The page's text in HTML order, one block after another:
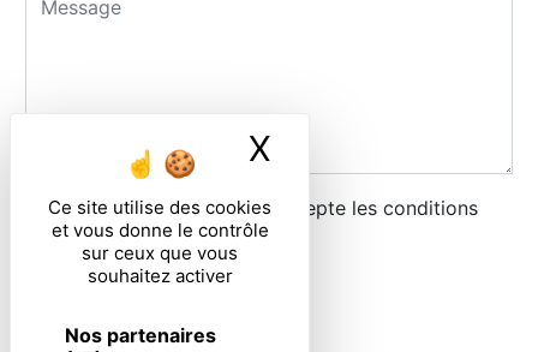
Ce site utilise des cookies
et vous donne le contrôle
sur ceux que vous
souhaitez activer
Nos partenaires
X
En cochant cette case, j'accepte les conditions
particulières ci-dessous **